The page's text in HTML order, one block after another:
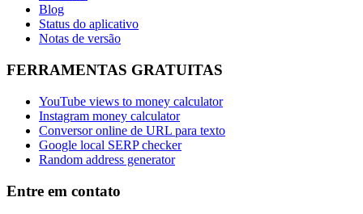
Blog
Status do aplicativo
Notas de versão
FERRAMENTAS GRATUITAS
YouTube views to money calculator
Instagram money calculator
Conversor online de URL para texto
Google local SERP checker
Random address generator
Entre em contato